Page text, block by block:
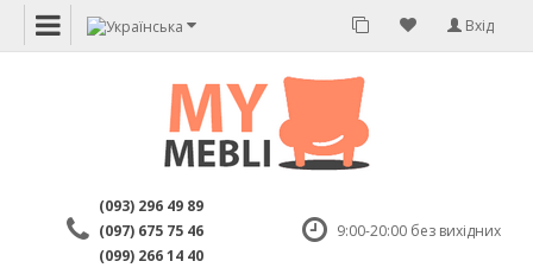
Вхід
(093) 296 49 89
(097) 675 75 46
(099) 266 14 40
9:00-20:00 без вихідних